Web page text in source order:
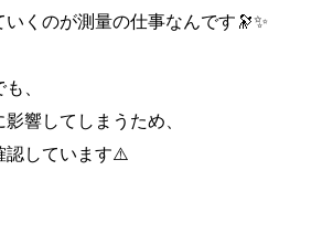
くのが測量の仕事なんです🔭✨
、
響してしまうため、
認しています⚠️